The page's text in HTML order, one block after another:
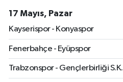
17 Mayıs, Pazar
Kayserispor - Konyaspor
Fenerbahçe - Eyüpspor
Trabzonspor - Gençlerbirliği S.K.